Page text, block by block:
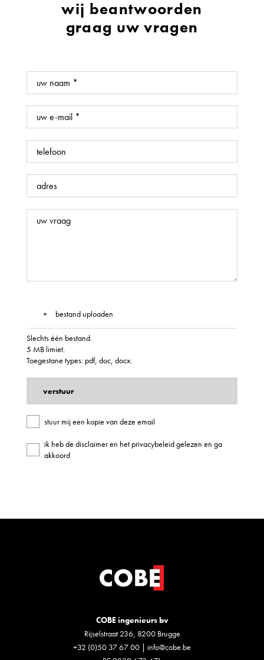
wij beantwoorden
graag uw vragen
mail
Telefoon
Adres
Vraag
bestand uploaden
Slechts één bestand.
5 MB limiet.
Toegestane types: pdf, doc, docx.
stuur mij een kopie van deze email
ik heb de disclaimer en het privacybeleid gelezen en ga
akkoord
COBE ingenieurs bv
Rijselstraat 236, 8200 Brugge
+32 (0)50 37 67 00 | info@cobe.be